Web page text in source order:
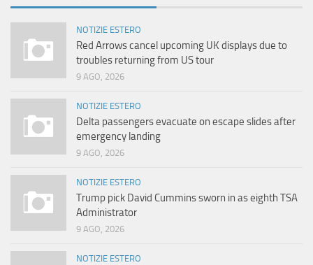
NOTIZIE ESTERO
Red Arrows cancel upcoming UK displays due to
troubles returning from US tour
9 AGO, 2026
NOTIZIE ESTERO
Delta passengers evacuate on escape slides after
emergency landing
9 AGO, 2026
NOTIZIE ESTERO
Trump pick David Cummins sworn in as eighth TSA
Administrator
9 AGO, 2026
NOTIZIE ESTERO